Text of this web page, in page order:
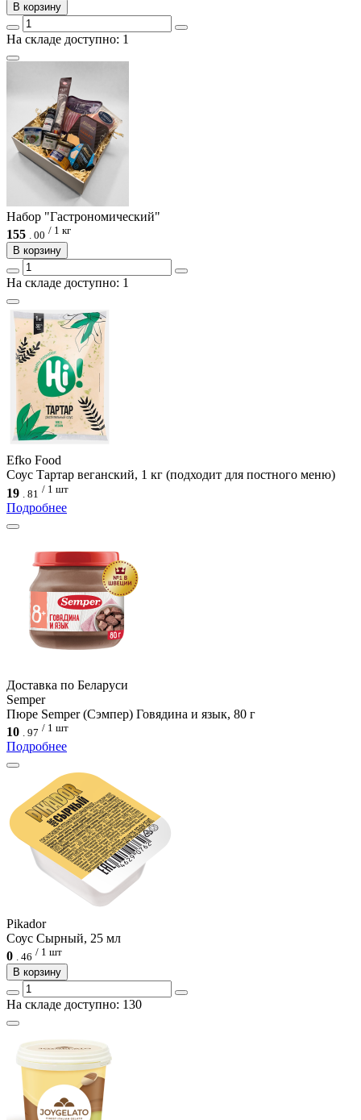
В корзину
На складе доступно: 1
Набор "Гастрономический"
155 . 00 / 1 кг
В корзину
На складе доступно: 1
Efko Food
Соус Тартар веганский, 1 кг (подходит для постного меню)
19
81 / 1 шт
Подробнее
Доcтавка по Беларуси
Semper
Пюре Semper (Сэмпер) Говядина и язык, 80 г
10 . 97 / 1 шт
Подробнее
Pikador
Соус Сырный, 25 мл
0 . 46 / 1 шт
В корзину
На складе доступно: 130